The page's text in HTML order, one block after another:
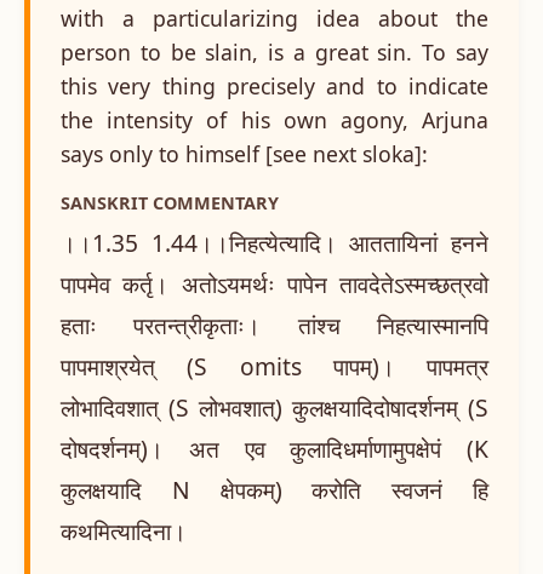
with a particularizing idea about the
person to be slain, is a great sin. To say
this very thing precisely and to indicate
the intensity of his own agony, Arjuna
says only to himself [see next sloka]:
SANSKRIT COMMENTARY
।।1.35 1.44।।निहत्येत्यादि। आततायिनां हनने
पापमेव कर्तृ। अतोऽयमर्थः पापेन तावदेतेऽस्मच्छत्रवो
हताः परतन्त्रीकृताः। तांश्च निहत्यास्मानपि
पापमाश्रयेत् (S omits पापम्)। पापमत्र
लोभादिवशात् (S लोभवशात्) कुलक्षयादिदोषादर्शनम् (S
दोषदर्शनम्)। अत एव कुलादिधर्माणामुपक्षेपं (K
कुलक्षयादि N क्षेपकम्) करोति स्वजनं हि
कथमित्यादिना।